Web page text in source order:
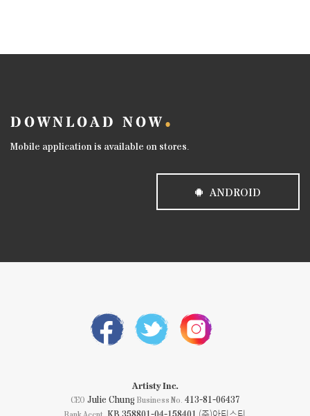
DOWNLOAD NOW
Mobile application is available on stores.
ANDROID
Artisty Inc.
CEO Julie Chung Business No. 413-81-06437